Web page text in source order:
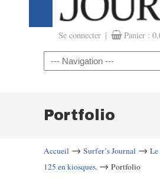
Se connecter | Panier :
Navigation
Portfolio
Accueil → Surfer’s Journal → Le
125 en kiosques. → Portfolio